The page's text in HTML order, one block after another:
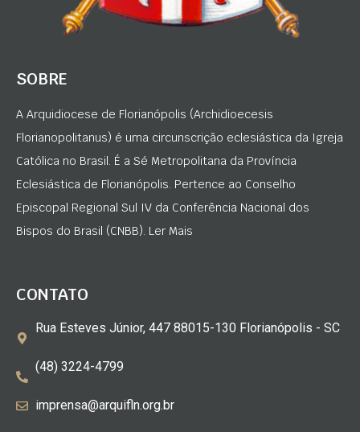
SOBRE
A Arquidiocese de Florianópolis (Archidioecesis
Florianopolitanus) é uma circunscrição eclesiástica da Igreja
Católica no Brasil. É a Sé Metropolitana da Província
Eclesiástica de Florianópolis. Pertence ao Conselho
Episcopal Regional Sul IV da Conferência Nacional dos
Bispos do Brasil (CNBB). Ler Mais
CONTATO
Rua Esteves Júnior, 447 88015-130 Florianópolis - SC
(48) 3224-4799
imprensa@arquifln.org.br